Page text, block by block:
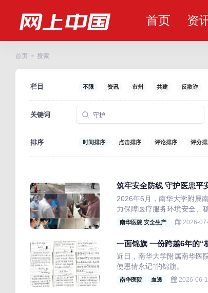
首页 资
首页 搜索
栏目 不限 资讯 市州 共建 反欺诈
关键词
排序 时间排序 点击排序 评论排序 评分
筑牢安全防线 守护医患平
2026年6月，南华大学附属
力保障医疗服务环境安全、
南华医院 安全生产 2026-
一面锦旗 一份跨越6年的“
近日，南华大学附属南华医
使恩情永记”的锦旗。
南华医院 血透 2026-06-